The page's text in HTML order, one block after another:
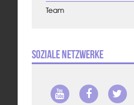
Team
Soziale Netzwerke